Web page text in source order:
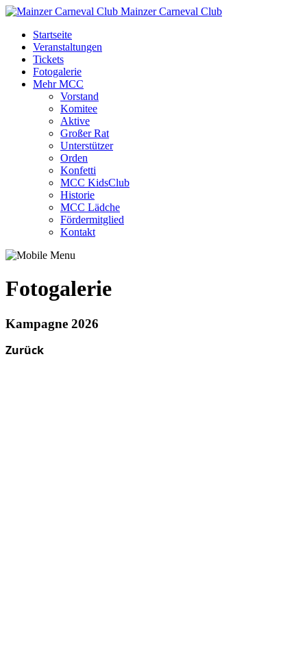
Mainzer Carneval Club
Startseite
Veranstaltungen
Tickets
Fotogalerie
Mehr MCC
Vorstand
Komitee
Aktive
Großer Rat
Unterstützer
Orden
Konfetti
MCC KidsClub
Historie
MCC Lädche
Fördermitglied
Kontakt
Fotogalerie
Kampagne 2026
Zurück